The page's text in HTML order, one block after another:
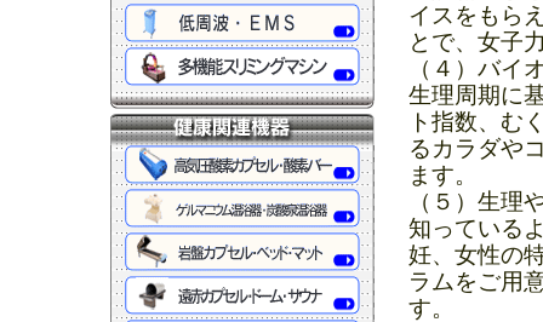
イスをもら
とで、女子
（４）バイ
生理周期に
ト指数、む
るカラダや
ます。
（５）生理
知っている
妊、女性の
ラムをご用
す。